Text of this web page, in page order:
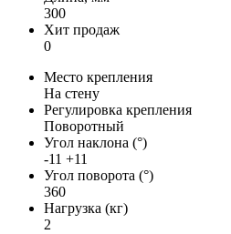
300
Хит продаж
0
Место крепления
На стену
Регулировка крепления
Поворотный
Угол наклона (°)
-11 +11
Угол поворота (°)
360
Нагрузка (кг)
2